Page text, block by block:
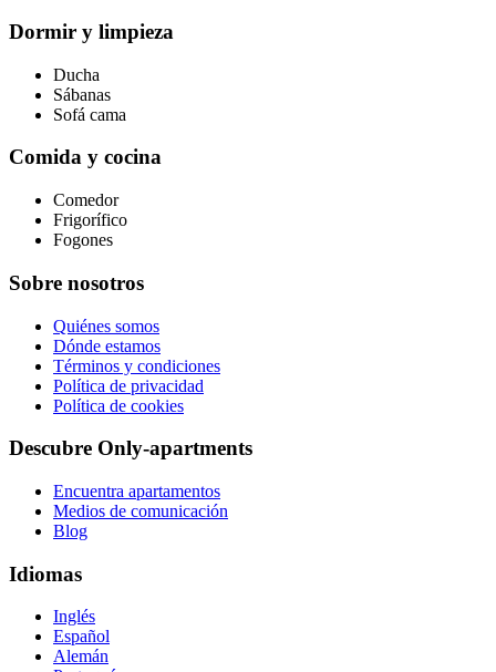
Dormir y limpieza
Ducha
Sábanas
Sofá cama
Comida y cocina
Comedor
Frigorífico
Fogones
Sobre nosotros
Quiénes somos
Dónde estamos
Términos y condiciones
Política de privacidad
Política de cookies
Descubre Only-apartments
Encuentra apartamentos
Medios de comunicación
Blog
Idiomas
Inglés
Español
Alemán